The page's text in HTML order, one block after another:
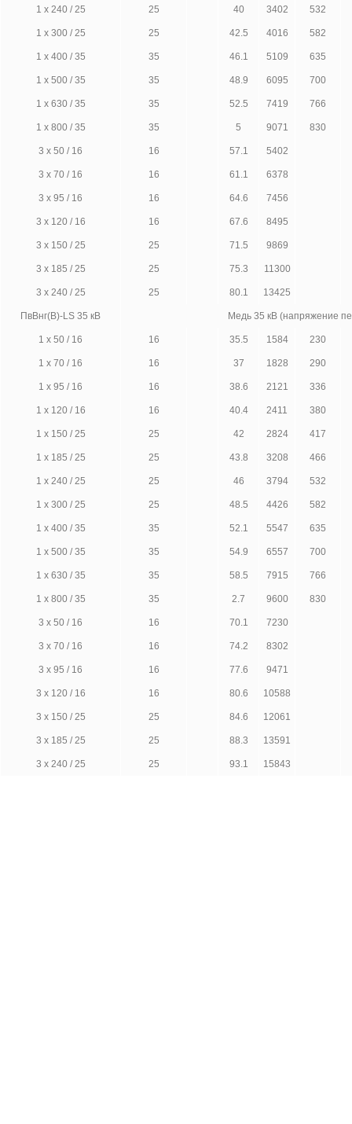
1 х 240 / 25 25 40 3402 532
1 х 300 / 25 25 42.5 4016 582
1 х 400 / 35 35 46.1 5109 635
1 х 500 / 35 35 48.9 6095 700
1 х 630 / 35 35 52.5 7419 766
1 х 800 / 35 35 5 9071 830
3 х 50 / 16 16 57.1 5402
3 х 70 / 16 16 61.1 6378
3 х 95 / 16 16 64.6 7456
3 х 120 / 16 16 67.6 8495
3 х 150 / 25 25 71.5 9869
3 х 185 / 25 25 75.3 11300
3 х 240 / 25 25 80.1 13425
ПвВнг(В)-LS 35 кВ Медь 35 кВ (напряжение
1 х 50 / 16 16 35.5 1584 230
1 х 70 / 16 16 37 1828 290
1 х 95 / 16 16 38.6 2121 336
1 х 120 / 16 16 40.4 2411 380
1 х 150 / 25 25 42 2824 417
1 х 185 / 25 25 43.8 3208 466
1 х 240 / 25 25 46 3794 532
1 х 300 / 25 25 48.5 4426 582
1 х 400 / 35 35 52.1 5547 635
1 х 500 / 35 35 54.9 6557 700
1 х 630 / 35 35 58.5 7915 766
1 х 800 / 35 35 2.7 9600 830
3 х 50 / 16 16 70.1 7230
3 х 70 / 16 16 74.2 8302
3 х 95 / 16 16 77.6 9471
3 х 120 / 16 16 80.6 10588
3 х 150 / 25 25 84.6 12061
3 х 185 / 25 25 88.3 13591
3 х 240 / 25 25 93.1 15843